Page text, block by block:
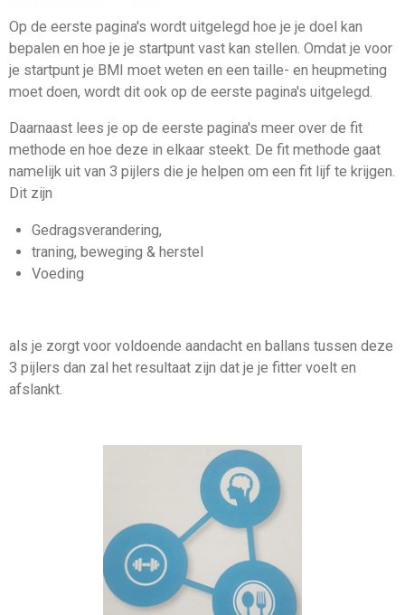
Op de eerste pagina's wordt uitgelegd hoe je je doel kan
bepalen en hoe je je startpunt vast kan stellen. Omdat je voor
je startpunt je BMI moet weten en een taille- en heupmeting
moet doen, wordt dit ook op de eerste pagina's uitgelegd.
Daarnaast lees je op de eerste pagina's meer over de fit
methode en hoe deze in elkaar steekt. De fit methode gaat
namelijk uit van 3 pijlers die je helpen om een fit lijf te krijgen.
Dit zijn
Gedragsverandering,
traning, beweging & herstel
Voeding
als je zorgt voor voldoende aandacht en ballans tussen deze
3 pijlers dan zal het resultaat zijn dat je je fitter voelt en
afslankt.